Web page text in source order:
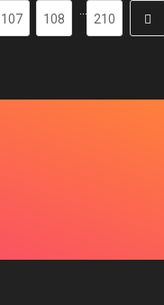
107 108 210